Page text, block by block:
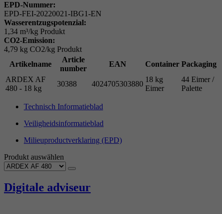
EPD-Nummer:
EPD-FEI-20220021-IBG1-EN
Wasserentzugspotenzial:
1,34 m³/kg Produkt
CO2-Emission:
4,79 kg CO2/kg Produkt
Artikelname
Article
number
EAN Container Packaging
ARDEX AF
480 - 18 kg
30388 4024705303880
18 kg
Eimer
44 Eimer /
Palette
Technisch Informatieblad
Veiligheidsinformatieblad
Milieuproductverklaring (EPD)
Produkt auswählen
Digitale adviseur